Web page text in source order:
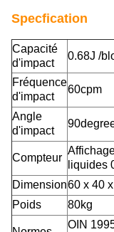
Specfication
Capacité
d'impact
0.68J /
Fréquence
d'impact
60cpm
Angle
d'impact
Compteur
liquides
Dimension60 x 40
Poids
80kg
OIN